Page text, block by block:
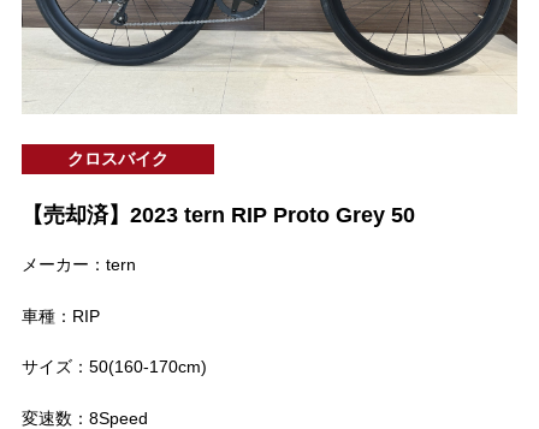
クロスバイク
【売却済】2023 tern RIP Proto Grey 50
メーカー：tern
車種：RIP
サイズ：50(160-170cm)
変速数：8Speed